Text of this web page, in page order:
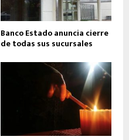
Banco Estado anuncia cierre
de todas sus sucursales